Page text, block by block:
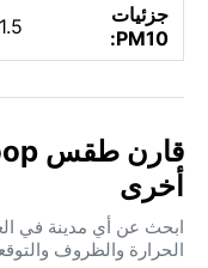
جزئيات
PM10:
1.5 µg/m³
أخرى
ابحث عن أي مدينة في
الحرارة والظروف